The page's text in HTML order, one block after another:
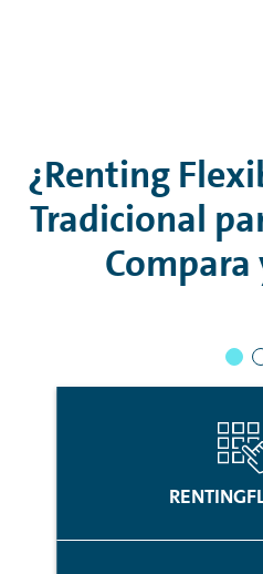
¿Renting
Tradicional
Compara
RENTING